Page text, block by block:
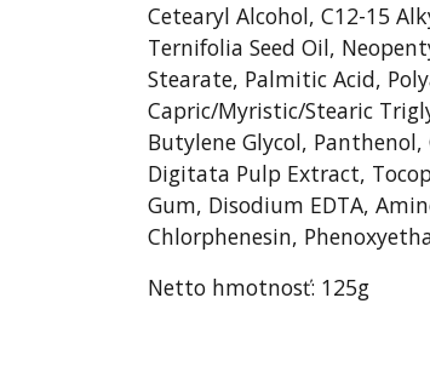
Cetearyl Alcohol, C12-15
Ternifolia Seed Oil,
Stearate, Palmitic Acid,
Capric/Myristic/Stearic
Butylene Glycol,
Digitata Pulp Extract,
Gum, Disodium EDTA,
Chlorphenesin,
Netto hmotnosť: 125g